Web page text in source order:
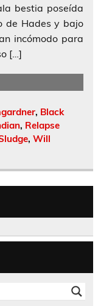
bestia poseída
de Hades y bajo
incómodo para
[…]
, Black
, Relapse
, Will